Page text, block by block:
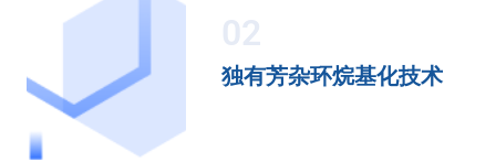
02
独有芳杂环烷基化技术